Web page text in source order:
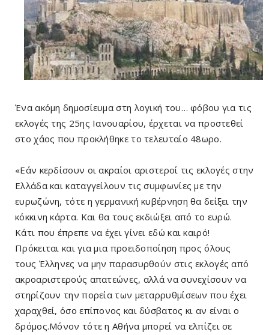
Ένα ακόμη δημοσίευμα στη λογική του… φόβου για τις
εκλογές της 25ης Ιανουαρίου, έρχεται να προστεθεί
στο χάος που προκλήθηκε το τελευταίο 48ωρο.
«Εάν κερδίσουν οι ακραίοι αριστεροί τις εκλογές στην
Ελλάδα και καταγγείλουν τις συμφωνίες με την
ευρωζώνη, τότε η γερμανική κυβέρνηση θα δείξει την
κόκκινη κάρτα. Και θα τους εκδιώξει από το ευρώ.
Κάτι που έπρεπε να έχει γίνει εδώ και καιρό!
Πρόκειται και για μια προειδοποίηση προς όλους
τους Έλληνες να μην παρασυρθούν στις εκλογές από
ακροαριστερούς απατεώνες, αλλά να συνεχίσουν να
στηρίζουν την πορεία των μεταρρυθμίσεων που έχει
χαραχθεί, όσο επίπονος και δύσβατος κι αν είναι ο
δρόμος.Μόνον τότε η Αθήνα μπορεί να ελπίζει σε